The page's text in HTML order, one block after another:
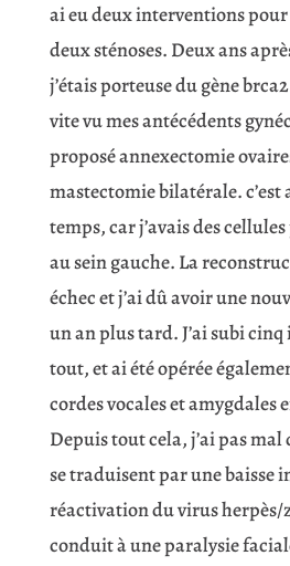
ai eu deux interventions
deux sténoses. Deux ans
j’étais porteuse du gène
vite vu mes antécédents
proposé annexectomie
mastectomie bilatérale. c’est
temps, car j’avais des
au sein gauche. La
échec et j’ai dû avoir une
un an plus tard. J’ai subi
tout, et ai été opérée
cordes vocales et amygdales
Depuis tout cela, j’ai pas
se traduisent par une baisse
réactivation du virus herpès/
conduit à une paralysie